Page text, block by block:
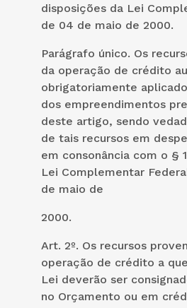
disposições da Lei
de 04 de maio de 2000.
Parágrafo único. Os
da operação de crédito
obrigatoriamente
dos empreendimentos
deste artigo, sendo
de tais recursos em
em consonância com o §
Lei Complementar
de maio de
2000.
Art. 2º. Os recursos
operação de crédito a
Lei deverão ser
no Orçamento ou em